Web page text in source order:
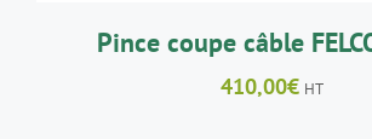
Pince coupe câble
410,00€ HT